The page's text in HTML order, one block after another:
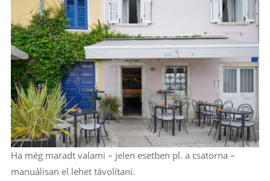
Ha még maradt valami – jelen esetben pl. a csatorna –
manuálisan el lehet távolítani.